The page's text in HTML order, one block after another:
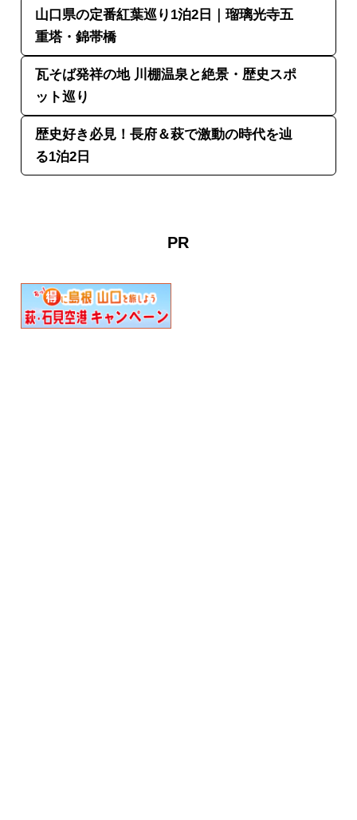
山口県の定番紅葉巡り1泊2日｜瑠璃光寺五
重塔・錦帯橋
瓦そば発祥の地 川棚温泉と絶景・歴史スポ
ット巡り
歴史好き必見！長府＆萩で激動の時代を辿
る1泊2日
PR